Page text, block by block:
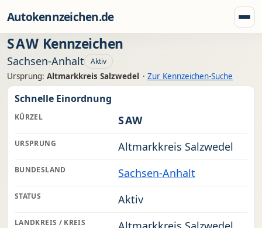
Autokennzeichen.de
SAW Kennzeichen
Sachsen-Anhalt Aktiv
Ursprung: Altmarkkreis Salzwedel · Zur Kennzeichen-Suche
Schnelle Einordnung
KÜRZEL SAW
URSPRUNG Altmarkkreis Salzwedel
BUNDESLAND Sachsen-Anhalt
STATUS Aktiv
LANDKREIS / KREIS